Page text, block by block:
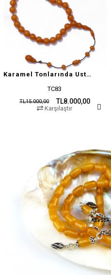
Karamel Tonlarında Usta İşçilikli Tesbih
TC83
TL8.000,00
TL15.000,00
Karşılaştır